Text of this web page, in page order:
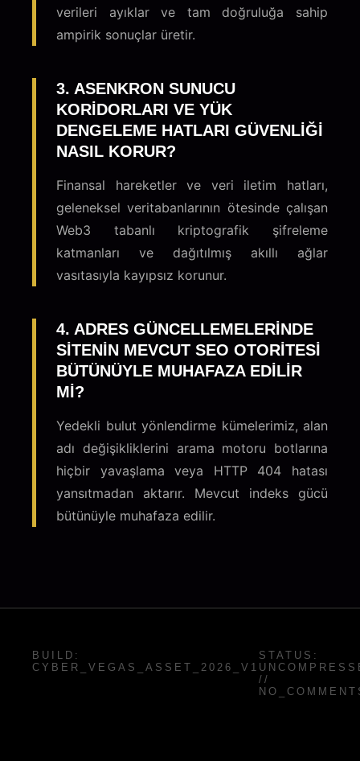
verileri ayıklar ve tam doğruluğa sahip
ampirik sonuçlar üretir.
3. ASENKRON SUNUCU
KORIDORLARI VE YÜK
DENGELEME HATLARI GÜVENLIĞI
NASIL KORUR?
Finansal hareketler ve veri iletim hatları,
geleneksel veritabanlarının ötesinde çalışan
Web3 tabanlı kriptografik şifreleme
katmanları ve dağıtılmış akıllı ağlar
vasıtasıyla kayıpsız korunur.
4. ADRES GÜNCELLEMELERINDE
SITENIN MEVCUT SEO OTORITESI
BÜTÜNÜYLE MUHAFAZA EDILIR
MI?
Yedekli bulut yönlendirme kümelerimiz, alan
adı değişikliklerini arama motoru botlarına
hiçbir yavaşlama veya HTTP 404 hatası
yansıtmadan aktarır. Mevcut indeks gücü
bütünüyle muhafaza edilir.
BUILD:
CYBER_VEGAS_ASSET_2026_V1
STATUS:
//